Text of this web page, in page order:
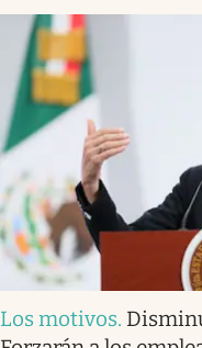
Los motivos.